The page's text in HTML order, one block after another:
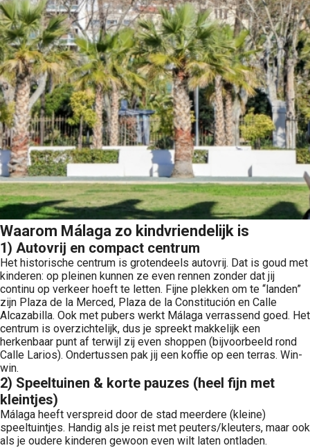
Waarom Málaga zo kindvriendelijk is
1) Autovrij en compact centrum
Het historische centrum is grotendeels autovrij. Dat is goud met
kinderen: op pleinen kunnen ze even rennen zonder dat jij
continu op verkeer hoeft te letten. Fijne plekken om te “landen”
zijn Plaza de la Merced, Plaza de la Constitución en Calle
Alcazabilla. Ook met pubers werkt Málaga verrassend goed. Het
centrum is overzichtelijk, dus je spreekt makkelijk een
herkenbaar punt af terwijl zij even shoppen (bijvoorbeeld rond
Calle Larios). Ondertussen pak jij een koffie op een terras. Win-
win.
2) Speeltuinen & korte pauzes (heel fijn met
kleintjes)
Málaga heeft verspreid door de stad meerdere (kleine)
speeltuintjes. Handig als je reist met peuters/kleuters, maar ook
als je oudere kinderen gewoon even wilt laten ontladen.